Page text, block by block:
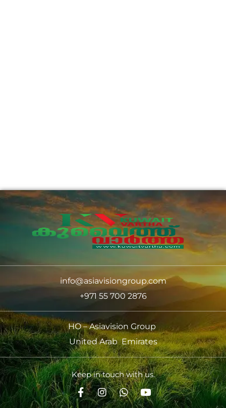
info@asiavisiongroup.com
+971 55 700 2876
HO – Asiavision Group
United Arab Emirates
Keep in touch with us.